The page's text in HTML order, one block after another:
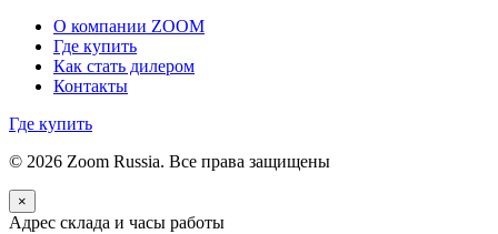
О компании ZOOM
Где купить
Как стать дилером
Контакты
Где купить
© 2026 Zoom Russia. Все права защищены
×
Адрес склада и часы работы